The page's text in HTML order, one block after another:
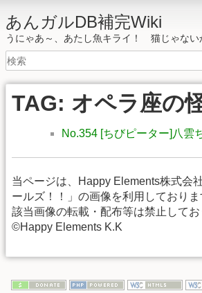
あんガルDB補完Wiki
うにゃあ～、あたし魚キライ！ 猫じゃない
TAG: オペラ座の
No.354 [ちびピーター]八雲
当ページは、Happy Elements株式会
ールズ！！」の画像を利用しておりま
該当画像の転載・配布等は禁止してお
©Happy Elements K.K